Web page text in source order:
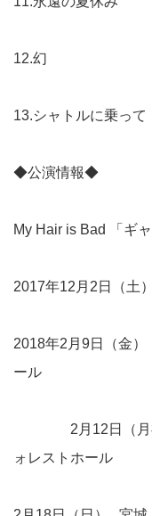
12.幻
13.シャトルに乗って
◆公演情報◆
My Hair is Bad 「ギ
2017年12月2日（土
2018年2月9日（金
ール
2月12日（月祝
ォレストホール